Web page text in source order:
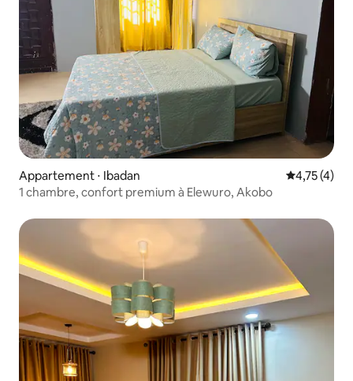
Appartement ⋅ Ibadan Évaluation
4,75 (4)
1 chambre, confort premium à Elewuro, Akobo